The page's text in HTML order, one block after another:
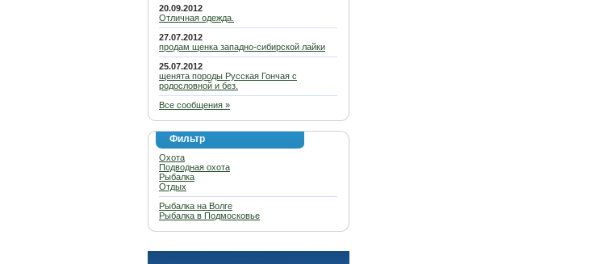
20.09.2012
Отличная одежда.
27.07.2012
продам щенка западно-сибирской лайки
25.07.2012
щенята породы Русская Гончая с
родословной и без.
Все сообщения »
Фильтр
Охота
Подводная охота
Рыбалка
Отдых
Рыбалка на Волге
Рыбалка в Подмосковье